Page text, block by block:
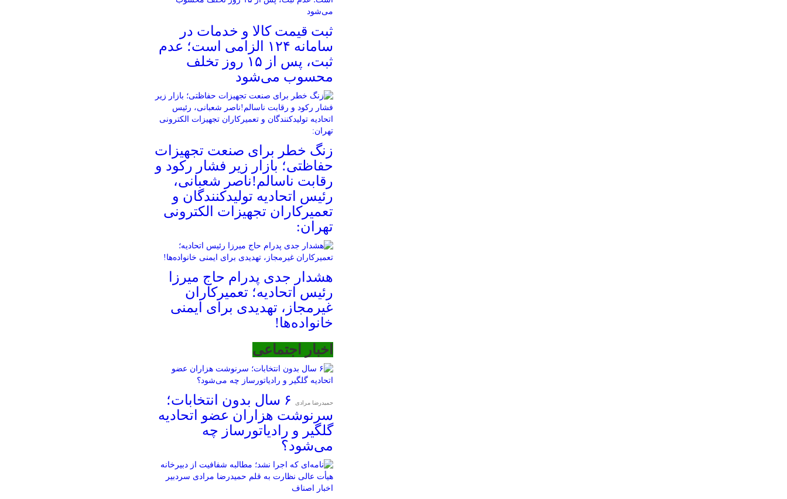
ثبت قیمت کالا و خدمات در
سامانه ۱۲۴ الزامی است؛ عدم
ثبت، پس از ۱۵ روز تخلف
محسوب می‌شود
زنگ خطر برای صنعت تجهیزات
حفاظتی؛ بازار زیر فشار رکود و
رقابت ناسالم!ناصر شعبانی،
رئیس اتحادیه تولیدکنندگان و
تعمیرکاران تجهیزات الکترونی
تهران:
هشدار جدی پدرام حاج میرزا
رئیس اتحادیه؛ تعمیرکاران
غیرمجاز، تهدیدی برای ایمنی
خانواده‌ها!
اخبار اجتماعی
حمیدرضا مرادی
۶ سال بدون انتخابات؛
سرنوشت هزاران عضو اتحادیه
گلگیر و رادیاتورساز چه
می‌شود؟